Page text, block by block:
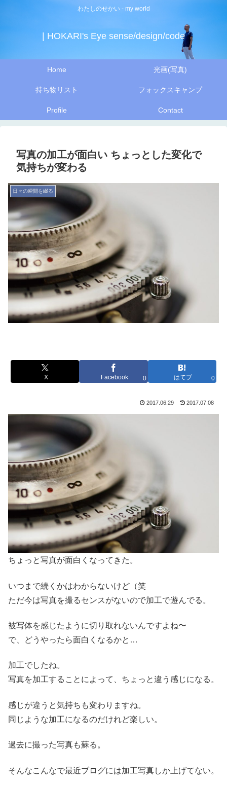
わたしのせかい - my world
| HOKARI's Eye sense/design/code
Home 光画(写真)
持ち物リスト フォックスキャンプ
Profile Contact
写真の加工が面白い ちょっとした変化で
気持ちが変わる
日々の瞬間を綴る
X Facebook 0 はてブ 0
2017.06.29 2017.07.08
ちょっと写真が面白くなってきた。
いつまで続くかはわからないけど（笑
ただ今は写真を撮るセンスがないので加工で遊んでる。
被写体を感じたように切り取れないんですよね〜
で、どうやったら面白くなるかと…
加工でしたね。
写真を加工することによって、ちょっと違う感じになる。
感じが違うと気持ちも変わりますね。
同じような加工になるのだけれど楽しい。
過去に撮った写真も蘇る。
そんなこんなで最近ブログには加工写真しか上げてない。